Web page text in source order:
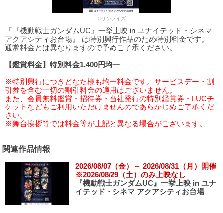
©サンライズ
『『機動戦士ガンダムUC』一挙上映 in ユナイテッド・シネマ
アクアシティお台場』 は特別興行作品のため特別料金です。
通常料金とは異なりますので予めご了承ください。
【鑑賞料金】特別料金1,400円均一
※特別興行につきどなた様も均一料金です。サービスデー・割
引券を含む一切の割引料金の適用はございません。
また、会員無料鑑賞・招待券・当社発行の特別鑑賞券・LUCチ
ケットなどもご利用いただけませんのであらかじめご了承くだ
さい。
※舞台挨拶等では料金等が上記と異なる場合がございます。
関連作品情報
2026/08/07（金）～ 2026/08/31（月）開催
※2026/08/29（土）のみ上映なし
『機動戦士ガンダムUC』一挙上映 in ユナ
イテッド・シネマ アクアシティお台場